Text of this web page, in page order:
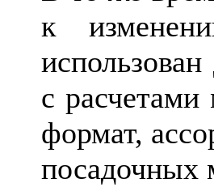
к
с
формат,
посадочных